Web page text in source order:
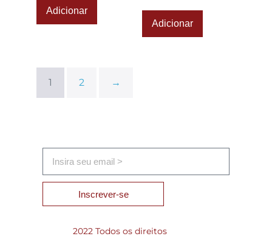
Adicionar
Adicionar
1 2 →
Inscrever-se
2022 Todos os direitos